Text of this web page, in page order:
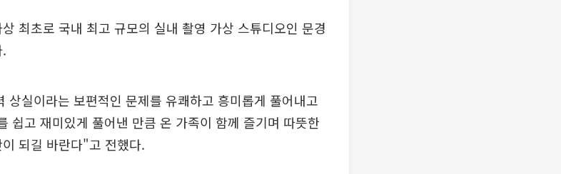
최초로 국내 최고 규모의 실내 촬영 가상 스튜디오인 문경
상실이라는 보편적인 문제를 유쾌하고 흥미롭게 풀어내고
쉽고 재미있게 풀어낸 만큼 온 가족이 함께 즐기며 따뜻한
되길 바란다"고 전했다.